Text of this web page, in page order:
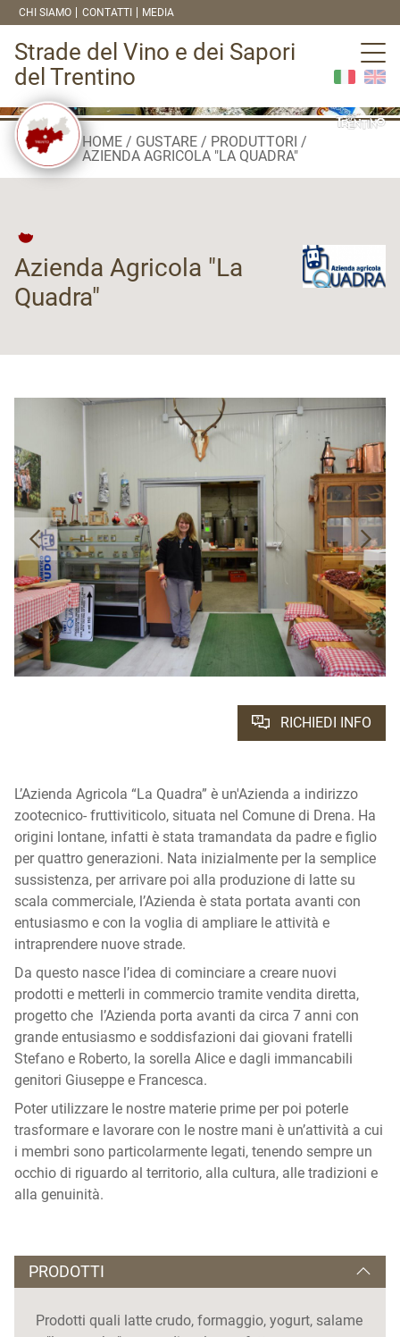
CHI SIAMO CONTATTI MEDIA
Strade del Vino e dei Sapori
del Trentino
HOME GUSTARE
PRODUTTORI
AZIENDA AGRICOLA "LA QUADRA"
Azienda Agricola "La
Quadra"
RICHIEDI INFO
L’Azienda Agricola “La Quadra” è un'Azienda a indirizzo
zootecnico- fruttiviticolo, situata nel Comune di Drena. Ha
origini lontane, infatti è stata tramandata da padre e figlio
per quattro generazioni. Nata inizialmente per la semplice
sussistenza, per arrivare poi alla produzione di latte su
scala commerciale, l’Azienda è stata portata avanti con
entusiasmo e con la voglia di ampliare le attività e
intraprendere nuove strade.
Da questo nasce l’idea di cominciare a creare nuovi
prodotti e metterli in commercio tramite vendita diretta,
progetto che l’Azienda porta avanti da circa 7 anni con
grande entusiasmo e soddisfazioni dai giovani fratelli
Stefano e Roberto, la sorella Alice e dagli immancabili
genitori Giuseppe e Francesca.
Poter utilizzare le nostre materie prime per poi poterle
trasformare e lavorare con le nostre mani è un’attività a cui
i membri sono particolarmente legati, tenendo sempre un
occhio di riguardo al territorio, alla cultura, alle tradizioni e
alla genuinità.
PRODOTTI
Prodotti quali latte crudo, formaggio, yogurt, salame